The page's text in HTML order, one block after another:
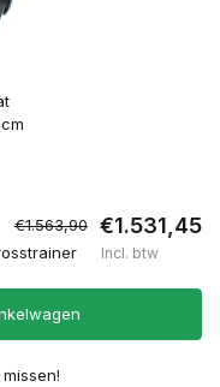
€1.563,90 €1.531,45
Incl. btw